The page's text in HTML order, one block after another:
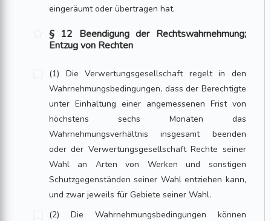
eingeräumt oder übertragen hat.
§ 12 Beendigung der Rechtswahrnehmung;
Entzug von Rechten
(1) Die Verwertungsgesellschaft regelt in den
Wahrnehmungsbedingungen, dass der Berechtigte
unter Einhaltung einer angemessenen Frist von
höchstens sechs Monaten das
Wahrnehmungsverhältnis insgesamt beenden
oder der Verwertungsgesellschaft Rechte seiner
Wahl an Arten von Werken und sonstigen
Schutzgegenständen seiner Wahl entziehen kann,
und zwar jeweils für Gebiete seiner Wahl.
(2) Die Wahrnehmungsbedingungen können